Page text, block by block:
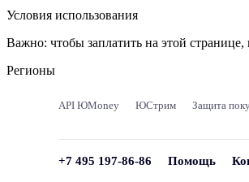
Условия использования
Важно: чтобы заплатить на этой
Регионы
API ЮMoney ЮСтрим Защита
+7 495 197-86-86 Помощь